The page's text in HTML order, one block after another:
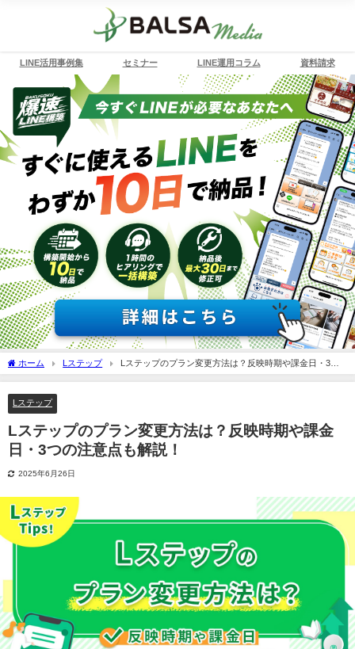
LINE活用事例集 セミナー LINE運用コラム 資料請求
ホーム Lステップ
Lステップのプラン変更方法は？反映時期や課金日・3つ
の注意点も解説！
Lステップ
Lステップのプラン変更方法は？反映時期や課金
日・3つの注意点も解説！
2025年6月26日